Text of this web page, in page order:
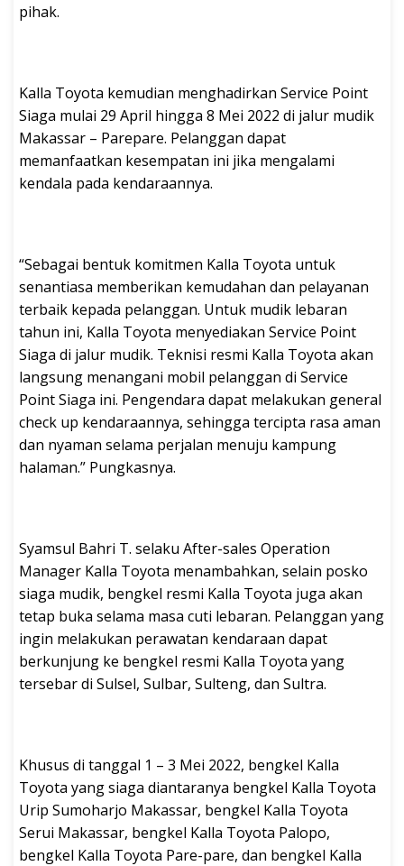
pihak.
Kalla Toyota kemudian menghadirkan Service Point
Siaga mulai 29 April hingga 8 Mei 2022 di jalur mudik
Makassar – Parepare. Pelanggan dapat
memanfaatkan kesempatan ini jika mengalami
kendala pada kendaraannya.
“Sebagai bentuk komitmen Kalla Toyota untuk
senantiasa memberikan kemudahan dan pelayanan
terbaik kepada pelanggan. Untuk mudik lebaran
tahun ini, Kalla Toyota menyediakan Service Point
Siaga di jalur mudik. Teknisi resmi Kalla Toyota akan
langsung menangani mobil pelanggan di Service
Point Siaga ini. Pengendara dapat melakukan general
check up kendaraannya, sehingga tercipta rasa aman
dan nyaman selama perjalan menuju kampung
halaman.” Pungkasnya.
Syamsul Bahri T. selaku After-sales Operation
Manager Kalla Toyota menambahkan, selain posko
siaga mudik, bengkel resmi Kalla Toyota juga akan
tetap buka selama masa cuti lebaran. Pelanggan yang
ingin melakukan perawatan kendaraan dapat
berkunjung ke bengkel resmi Kalla Toyota yang
tersebar di Sulsel, Sulbar, Sulteng, dan Sultra.
Khusus di tanggal 1 – 3 Mei 2022, bengkel Kalla
Toyota yang siaga diantaranya bengkel Kalla Toyota
Urip Sumoharjo Makassar, bengkel Kalla Toyota
Serui Makassar, bengkel Kalla Toyota Palopo,
bengkel Kalla Toyota Pare-pare, dan bengkel Kalla